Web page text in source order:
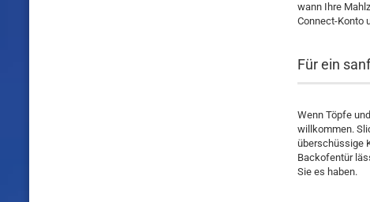
wann Ihre
Connect-Konto
Für ein
Wenn Töpfe
willkommen.
überschüssige
Backofentür
Sie es haben.